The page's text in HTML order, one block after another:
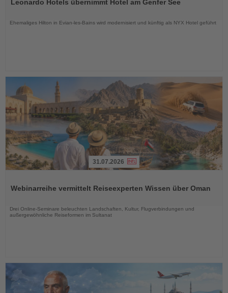
dieLeonardo Hotels übernimmt Hotel am Genfer See
Ehemaliges Hilton in Evian-les-Bains wird modernisiert und künftig als NYX Hotel geführt
die
31.07.2026
Webinarreihe vermittelt Reiseexperten Wissen über Oman
Drei Online-Seminare beleuchten Landschaften, Kultur, Flugverbindungen und
außergewöhnliche Reiseformen im Sultanat